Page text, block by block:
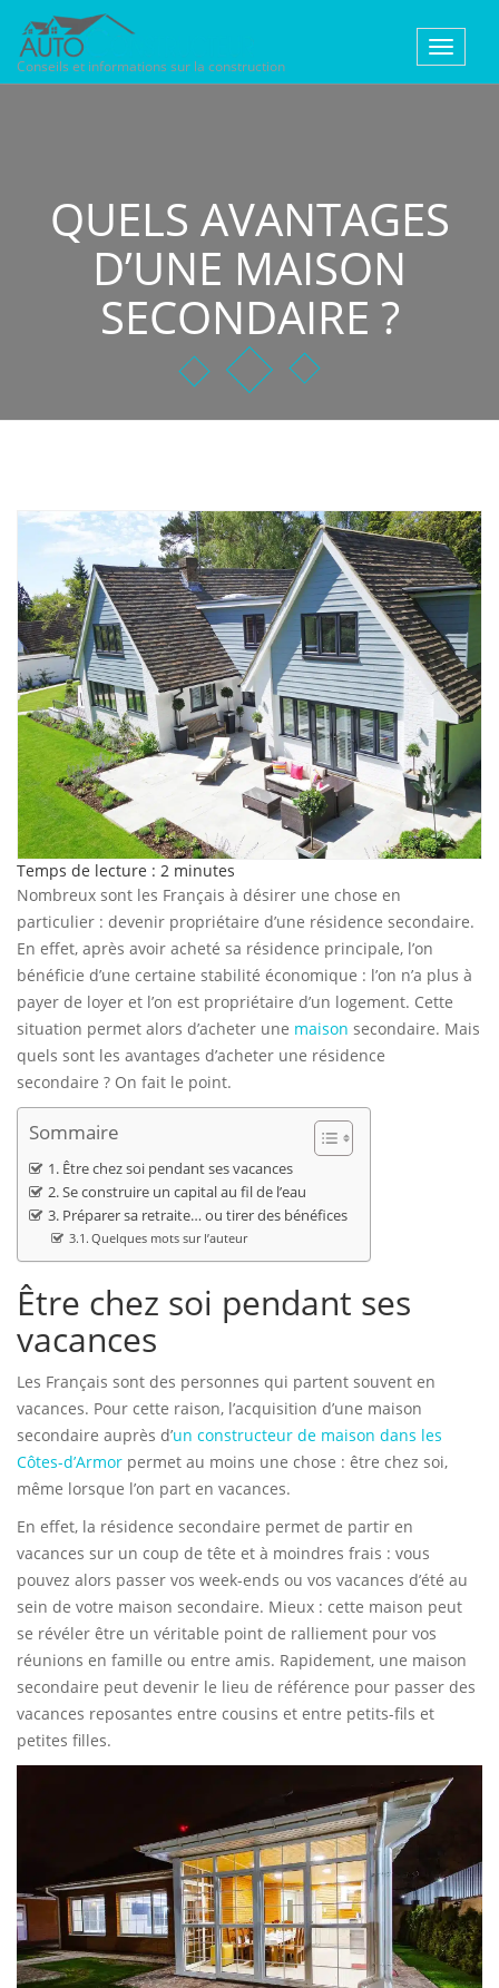
Conseils et informations sur la construction
Toggle
QUELS AVANTAGES
D’UNE MAISON
SECONDAIRE ?
Temps de lecture : 2 minutes
Nombreux sont les Français à désirer une chose en
particulier : devenir propriétaire d’une résidence secondaire.
En effet, après avoir acheté sa résidence principale, l’on
bénéficie d’une certaine stabilité économique : l’on n’a plus à
payer de loyer et l’on est propriétaire d’un logement. Cette
situation permet alors d’acheter une maison secondaire. Mais
quels sont les avantages d’acheter une résidence
secondaire ? On fait le point.
Sommaire
Être chez soi pendant ses vacances
Se construire un capital au fil de l’eau
Préparer sa retraite… ou tirer des bénéfices
Quelques mots sur l’auteur
Être chez soi pendant ses
vacances
Les Français sont des personnes qui partent souvent en
vacances. Pour cette raison, l’acquisition d’une maison
secondaire auprès d’un constructeur de maison dans les
Côtes-d’Armor permet au moins une chose : être chez soi,
même lorsque l’on part en vacances.
En effet, la résidence secondaire permet de partir en
vacances sur un coup de tête et à moindres frais : vous
pouvez alors passer vos week-ends ou vos vacances d’été au
sein de votre maison secondaire. Mieux : cette maison peut
se révéler être un véritable point de ralliement pour vos
réunions en famille ou entre amis. Rapidement, une maison
secondaire peut devenir le lieu de référence pour passer des
vacances reposantes entre cousins et entre petits-fils et
petites filles.